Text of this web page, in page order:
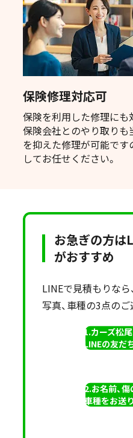
保険修理対応可
保険を利用した修理にも
保険会社とのやり取りも
を抑えた修理が可能です
してお任せください。
お急ぎの方は
がおすすめ
LINEで見積もりなら
写真、車種の3点の
1.カーズ松
LINEの友だ
2.お名前、
車種をお送